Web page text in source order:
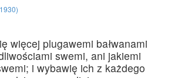
więcej plugawemi bałwanami
swemi, ani jakiemi
i wybawię ich z każdego